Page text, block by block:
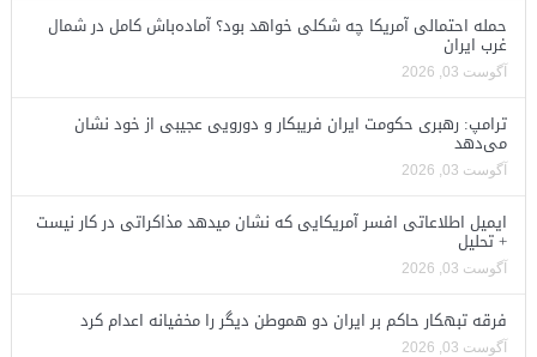
حمله احتمالی آمریکا چه شکلی خواهد بود؟ آماده‌باش کامل در شمال
غرب ایران
آگوست 03, 2026
ترامپ: رهبری حکومت ایران فریبکار و دورویی عجیبی از خود نشان
می‌دهد
آگوست 03, 2026
ایمیل اطلاعاتی افسر آمریکایی که نشان میدهد مذاکراتی در کار نیست
+ تحلیل
آگوست 03, 2026
فرقه تبهکار حاکم بر ایران دو هموطن دیگر را مخفیانه اعدام کرد
آگوست 03, 2026